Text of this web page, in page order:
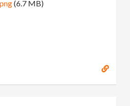
(6.7 MB)